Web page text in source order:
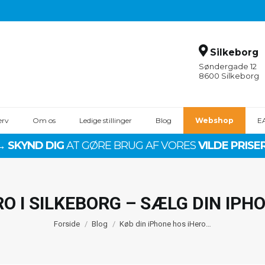
Silkeborg
Søndergade 12
8600 Silkeborg
iPhone 14 Plus
iPhone 14
iPhone 11
Om os Ledige stillinger Blog Webshop
I SILKEBORG – SÆLG DIN
Du er her:
Forside Blog Køb din iPhone hos iHero…
SKYND DIGAT GØRE BRUG AF VORESVILDE